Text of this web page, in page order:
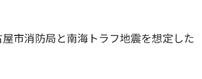
市消防局と南海トラフ地震を想定した